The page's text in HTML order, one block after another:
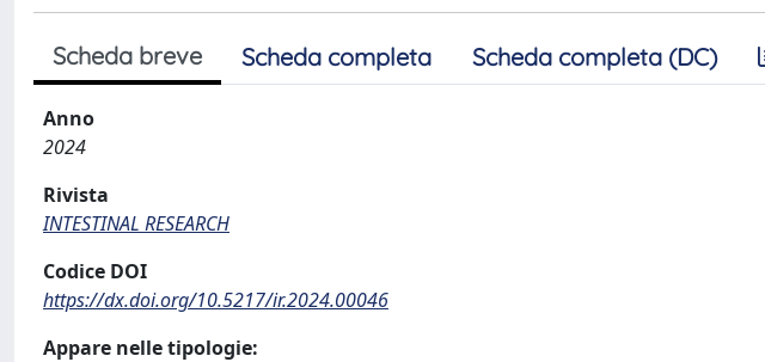
Scheda breve Scheda completa Scheda completa (DC)
Anno
2024
Rivista
INTESTINAL RESEARCH
Codice DOI
https://dx.doi.org/10.5217/ir.2024.00046
Appare nelle tipologie: